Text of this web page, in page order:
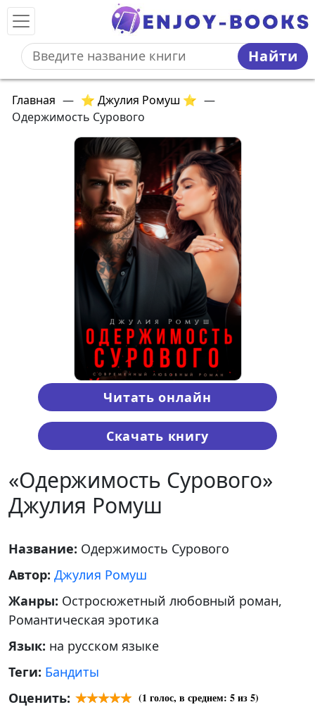
Найти
Главная — ⭐ Джулия Ромуш ⭐ —
Одержимость Сурового
Читать онлайн
Скачать книгу
«Одержимость Сурового»
Джулия Ромуш
Название: Одержимость Сурового
Автор: Джулия Ромуш
Жанры: Остросюжетный любовный роман,
Романтическая эротика
Язык: на русском языке
Теги: Бандиты
Оценить:
(1 голос, в среднем: 5из 5)